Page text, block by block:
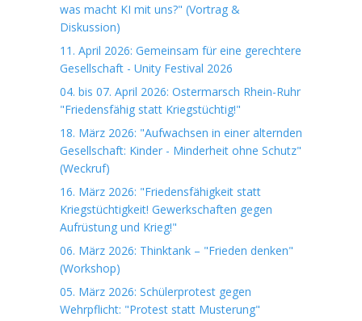
was macht KI mit uns?" (Vortrag &
Diskussion)
11. April 2026: Gemeinsam für eine gerechtere
Gesellschaft - Unity Festival 2026
04. bis 07. April 2026: Ostermarsch Rhein-Ruhr
"Friedensfähig statt Kriegstüchtig!"
18. März 2026: "Aufwachsen in einer alternden
Gesellschaft: Kinder - Minderheit ohne Schutz"
(Weckruf)
16. März 2026: "Friedensfähigkeit statt
Kriegstüchtigkeit! Gewerkschaften gegen
Aufrüstung und Krieg!"
06. März 2026: Thinktank – "Frieden denken"
(Workshop)
05. März 2026: Schülerprotest gegen
Wehrpflicht: "Protest statt Musterung"